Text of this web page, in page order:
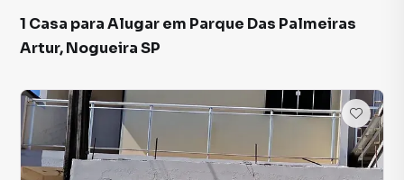
1 Casa para Alugar em Parque Das Palmeiras
Artur, Nogueira SP